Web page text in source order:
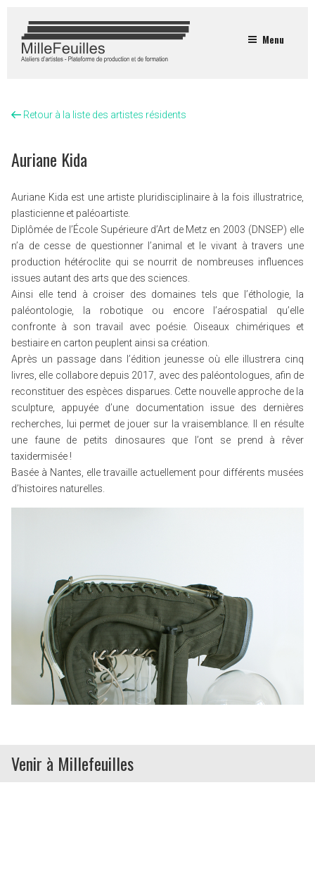
Menu
Retour à la liste des artistes résidents
Auriane Kida
Auriane Kida est une artiste pluridisciplinaire à la fois illustratrice,
plasticienne et paléoartiste.
Diplômée de l’École Supérieure d’Art de Metz en 2003 (DNSEP) elle
n’a de cesse de questionner l’animal et le vivant à travers une
production hétéroclite qui se nourrit de nombreuses influences
issues autant des arts que des sciences.
Ainsi elle tend à croiser des domaines tels que l’éthologie, la
paléontologie, la robotique ou encore l’aérospatial qu’elle
confronte à son travail avec poésie. Oiseaux chimériques et
bestiaire en carton peuplent ainsi sa création.
Après un passage dans l’édition jeunesse où elle illustrera cinq
livres, elle collabore depuis 2017, avec des paléontologues, afin de
reconstituer des espèces disparues. Cette nouvelle approche de la
sculpture, appuyée d’une documentation issue des dernières
recherches, lui permet de jouer sur la vraisemblance. Il en résulte
une faune de petits dinosaures que l’ont se prend à rêver
taxidermisée !
Basée à Nantes, elle travaille actuellement pour différents musées
d’histoires naturelles.
Venir à Millefeuilles